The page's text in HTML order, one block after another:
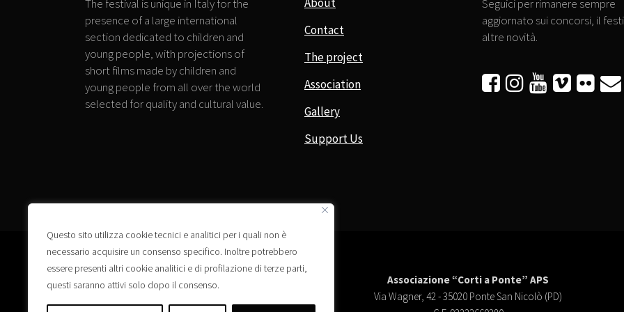
Questo sito utilizza cookie tecnici e analitici per i quali non è
necessario acquisire un consenso specifico. Inoltre potrebbero
essere presenti altri cookie analitici e di profilazione di terze parti,
questi saranno attivi solo dopo il consenso.
The festival is unique in Italy for the
presence of a large international
section dedicated to children and
young people, with projections of
short films made by children and
young people from all over the world
selected for quality and cultural value.
Contact
The project
Association
Gallery
Support Us
Seguici per rimanere sempre
aggiornato sui concorsi, il
altre novità.
     
Associazione “Corti a Ponte” APS
Via Wagner, 42 - 35020 Ponte San Nicolò (PD)